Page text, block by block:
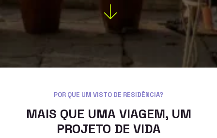
POR QUE UM VISTO DE RESIDÊNCIA?
MAIS QUE UMA VIAGEM, UM
PROJETO DE VIDA